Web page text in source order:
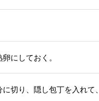
にしておく。
切り、隠し包丁を入れて